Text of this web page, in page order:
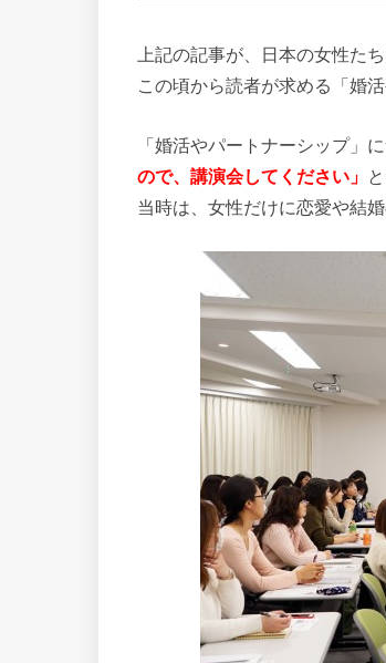
上記の記事が、日本の女性た
この頃から読者が求める「婚
「婚活やパートナーシップ」
ので、講演会してください」
当時は、女性だけに恋愛や結